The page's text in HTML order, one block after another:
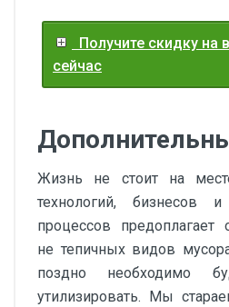
Получите скидку на
сейчас
Жизнь не стоит на
технологий, бизнесов и
процессов предоплагает
не тепичных видов
поздно необходимо
утилизировать. Мы